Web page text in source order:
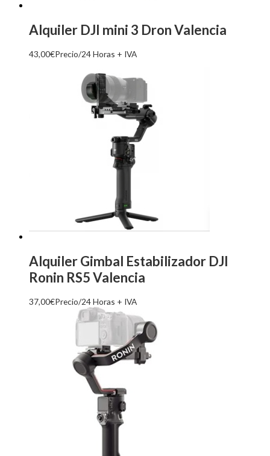
Alquiler DJI mini 3 Dron Valencia
43,00€Precio/24 Horas + IVA
Alquiler Gimbal Estabilizador DJI
Ronin RS5 Valencia
37,00€Precio/24 Horas + IVA